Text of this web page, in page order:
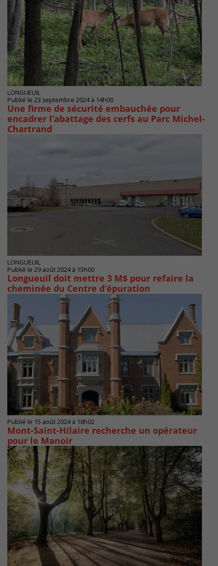
LONGUEUIL
Publié le 23 septembre 2024 à 14h00
Une firme de sécurité embauchée pour
encadrer l’abattage des cerfs au Parc Michel-
Chartrand
LONGUEUIL
Publié le 29 août 2024 à 15h00
Longueuil doit mettre 3 M$ pour refaire la
cheminée du Centre d’épuration
Publié le 15 août 2024 à 18h02
Mont-Saint-Hilaire recherche un opérateur
pour le Manoir